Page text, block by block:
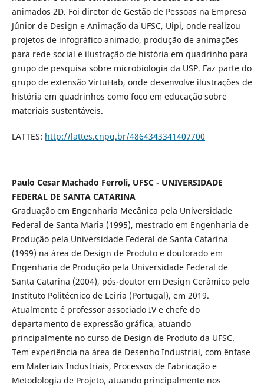
animados 2D. Foi diretor de Gestão de Pessoas na Empresa
Júnior de Design e Animação da UFSC, Uipi, onde realizou
projetos de infográfico animado, produção de animações
para rede social e ilustração de história em quadrinho para
grupo de pesquisa sobre microbiologia da USP. Faz parte do
grupo de extensão VirtuHab, onde desenvolve ilustrações de
história em quadrinhos como foco em educação sobre
materiais sustentáveis.
LATTES: http://lattes.cnpq.br/4864343341407700
Paulo Cesar Machado Ferroli, UFSC - UNIVERSIDADE
FEDERAL DE SANTA CATARINA
Graduação em Engenharia Mecânica pela Universidade
Federal de Santa Maria (1995), mestrado em Engenharia de
Produção pela Universidade Federal de Santa Catarina
(1999) na área de Design de Produto e doutorado em
Engenharia de Produção pela Universidade Federal de
Santa Catarina (2004), pós-doutor em Design Cerâmico pelo
Instituto Politécnico de Leiria (Portugal), em 2019.
Atualmente é professor associado IV e chefe do
departamento de expressão gráfica, atuando
principalmente no curso de Design de Produto da UFSC.
Tem experiência na área de Desenho Industrial, com ênfase
em Materiais Industriais, Processos de Fabricação e
Metodologia de Projeto, atuando principalmente nos